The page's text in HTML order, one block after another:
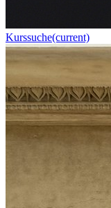
Kurssuche(current)